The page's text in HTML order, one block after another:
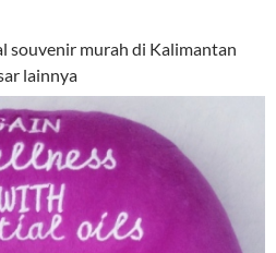
souvenir murah di Kalimantan
lainnya